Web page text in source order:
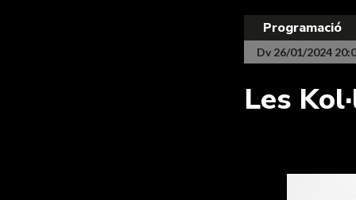
Programació
Dv 26/01/2024
Les